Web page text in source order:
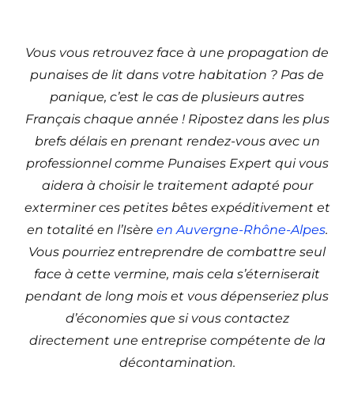
Vous vous retrouvez face à une propagation de
punaises de lit dans votre habitation ? Pas de
panique, c’est le cas de plusieurs autres
Français chaque année ! Ripostez dans les plus
brefs délais en prenant rendez-vous avec un
professionnel comme Punaises Expert qui vous
aidera à choisir le traitement adapté pour
exterminer ces petites bêtes expéditivement et
en totalité en l’Isère en Auvergne-Rhône-Alpes.
Vous pourriez entreprendre de combattre seul
face à cette vermine, mais cela s’éterniserait
pendant de long mois et vous dépenseriez plus
d’économies que si vous contactez
directement une entreprise compétente de la
décontamination.